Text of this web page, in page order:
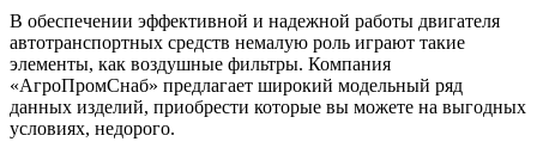
В обеспечении эффективной и надежной работы двигателя
автотранспортных средств немалую роль играют такие
элементы, как воздушные фильтры. Компания
«АгроПромСнаб» предлагает широкий модельный ряд
данных изделий, приобрести которые вы можете на выгодных
условиях, недорого.